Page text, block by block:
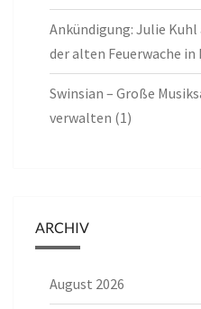
Ankündigung: Julie
der alten Feuerwache in
Swinsian – Große
verwalten (1)
ARCHIV
August 2026